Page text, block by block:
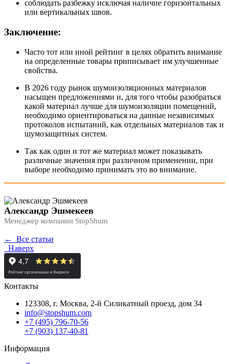
соблюдать разбежку исключая наличие горизонтальных
или вертикальных швов.
Заключение:
Часто тот или иной рейтинг в целях обратить внимание
на определенные товары приписывает им улучшенные
свойства.
В 2026 году рынок шумоизоляционных материалов
насыщен предложениями и, для того чтобы разобраться
какой материал лучше для шумоизоляции помещений,
необходимо ориентироваться на данные независимых
протоколов испытаний, как отдельных материалов так и
шумозащитных систем.
Так как один и тот же материал может показывать
различные значения при различном применении, при
выборе необходимо принимать это во внимание.
Александр Эшмекеев
Менеджер компании StopShum
← Все статьи
Наверх
Контакты
123308, г. Москва, 2-й Силикатный проезд, дом 34
info@stopshum.com
+7 (495) 796-70-56
+7 (903) 137-40-81
Информация